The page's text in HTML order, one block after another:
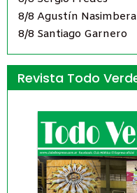
8/8 Agustín Nasimbera
8/8 Santiago Garnero
Revista Todo